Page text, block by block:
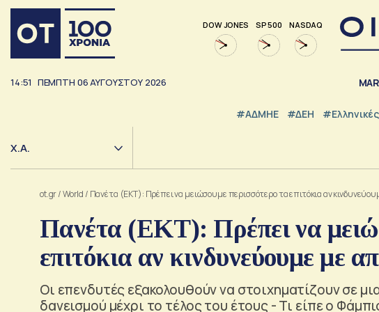
DOW JONES SP 500 NASDAQ
14:51 ΠΕΜΠΤΗ 06ΑΥΓΟΥΣΤΟΥ 2026
#ΑΔΜΗΕ #ΔΕΗ
Χ.Α.
ot.gr/World / Πανέτα (ΕΚΤ): Πρέπει να μειώσουμε περισσότερο τα επιτόκια αν
Πανέτα (ΕΚΤ): Πρέπει να
επιτόκια αν κινδυνεύουμε με
Οι επενδυτές εξακολουθούν να στοιχηματίζουν σε
δανεισμού μέχρι το τέλος του έτους - Τι είπε ο